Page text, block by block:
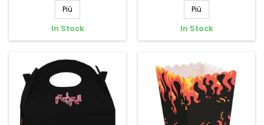
Più
In Stock
Più
In Stock